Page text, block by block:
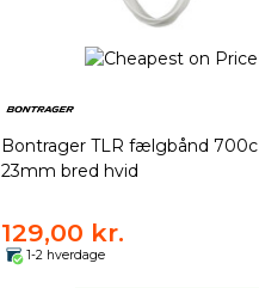
Bontrager TLR fælgbånd 700c
23mm bred hvid
129,00 kr.
1-2 hverdage